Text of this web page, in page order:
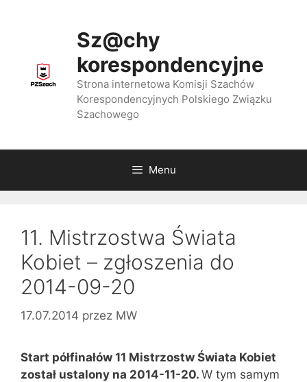
Sz@chy
korespondencyjne
Strona internetowa Komisji Szachów
Korespondencyjnych Polskiego Związku
Szachowego
Menu
11. Mistrzostwa Świata
Kobiet – zgłoszenia do
2014-09-20
17.07.2014 przez MW
Start półfinałów 11 Mistrzostw Świata Kobiet
został ustalony na 2014-11-20. W tym samym